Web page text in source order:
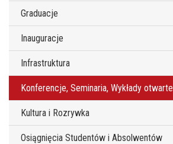
Graduacje
Inauguracje
Infrastruktura
Konferencje, Seminaria, Wykłady otwarte
Kultura i Rozrywka
Osiągnięcia Studentów i Absolwentów